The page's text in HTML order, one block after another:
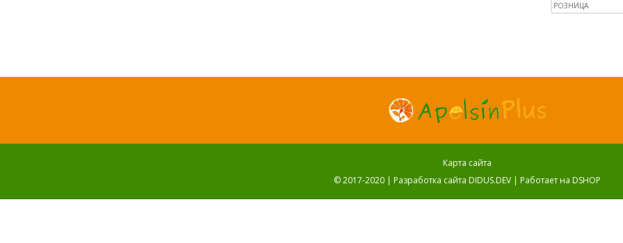
РОЗНИЦА
Карта сайта
© 2017-2020 | Разработка сайта DIDUS.DEV | Работает на DSHOP